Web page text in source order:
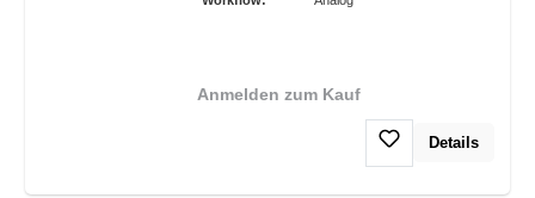
Einpolymerisierung von Provisorien im Mund
• Durchmesser verfügbar von 3,0–4,5 mm •
Aufbauten in Titan und Peek erhältlich
Anmelden zum Kauf
Details